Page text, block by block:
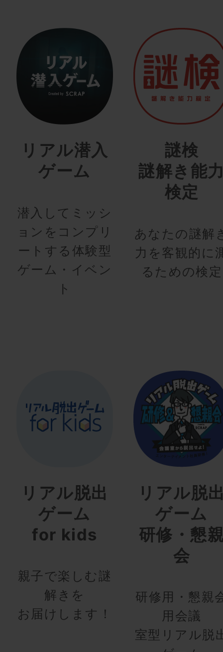
リアル潜入
ゲーム
潜入してミッシ
ョンをコンプリ
ートする体験型
ゲーム・イベン
ト
謎検
謎解き能
検定
あなたの謎解
力を客観的に
るための検定
リアル脱出
ゲーム
for kids
親子で楽しむ謎
解きを
お届けします！
リアル脱
ゲーム
研修・懇
会
研修用・懇親
用会議
室型リアル脱